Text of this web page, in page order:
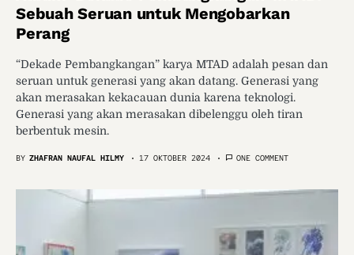
Sebuah Seruan untuk Mengobarkan
Perang
“Dekade Pembangkangan” karya MTAD adalah pesan dan
seruan untuk generasi yang akan datang. Generasi yang
akan merasakan kekacauan dunia karena teknologi.
Generasi yang akan merasakan dibelenggu oleh tiran
berbentuk mesin.
BY ZHAFRAN NAUFAL HILMY 17 OKTOBER 2024 ONE COMMENT